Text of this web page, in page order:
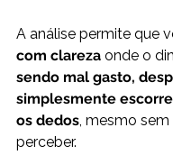
A análise permite que
com clareza onde o
sendo mal gasto,
simplesmente
os dedos , mesmo
perceber.